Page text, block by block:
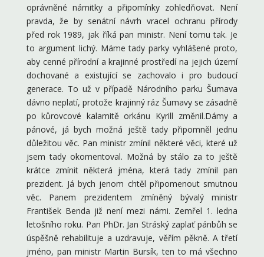
oprávněné námitky a připomínky zohledňovat. Není
pravda, že by senátní návrh vracel ochranu přírody
před rok 1989, jak říká pan ministr. Není tomu tak. Je
to argument lichý. Máme tady parky vyhlášené proto,
aby cenné přírodní a krajinné prostředí na jejich území
dochované a existující se zachovalo i pro budoucí
generace. To už v případě Národního parku Šumava
dávno neplatí, protože krajinný ráz Šumavy se zásadně
po kůrovcové kalamitě orkánu Kyrill změnil.Dámy a
pánové, já bych možná ještě tady připomněl jednu
důležitou věc. Pan ministr zmínil některé věci, které už
jsem tady okomentoval. Možná by stálo za to ještě
krátce zmínit některá jména, která tady zmínil pan
prezident. Já bych jenom chtěl připomenout smutnou
věc. Panem prezidentem zmíněný bývalý ministr
František Benda již není mezi námi. Zemřel 1. ledna
letošního roku. Pan PhDr. Jan Stráský zaplať pánbůh se
úspěšně rehabilituje a uzdravuje, věřím pěkně. A třetí
jméno, pan ministr Martin Bursík, ten to má všechno